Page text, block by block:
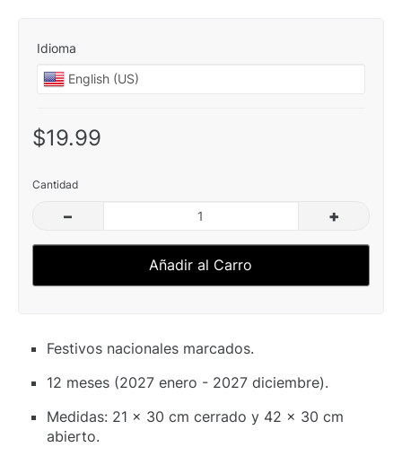
Idioma
$19.99
Cantidad
– +
Añadir al Carro
Festivos nacionales marcados.
12 meses (2027 enero - 2027 diciembre).
Medidas: 21 x 30 cm cerrado y 42 x 30 cm
abierto.